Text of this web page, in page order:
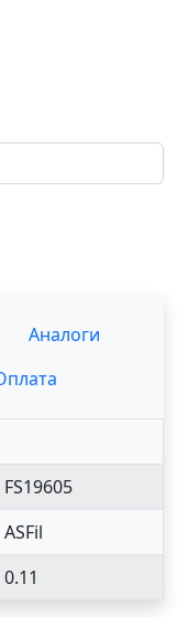
Аналоги
FS19605
ASFil
0.11